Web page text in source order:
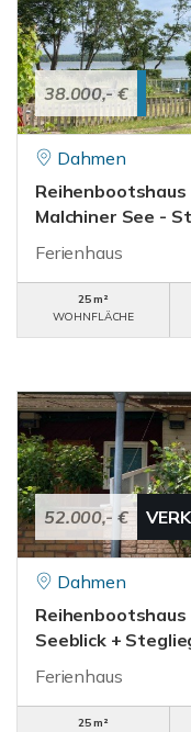
38.000,- €
Dahmen
Reihenbootshaus
Malchiner See -
Ferienhaus
25 m²
WOHNFLÄCHE
52.000,- €
Dahmen
Seeblick +
Ferienhaus
25 m²